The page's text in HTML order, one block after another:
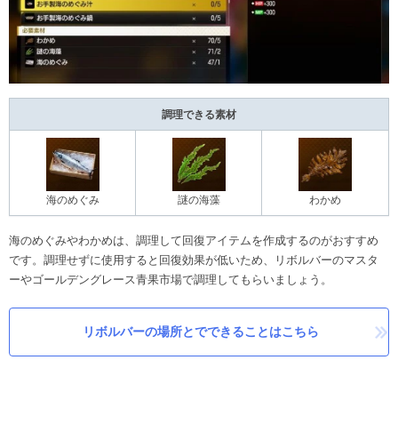
調理できる素材
海のめぐみ 謎の海藻 わかめ
海のめぐみやわかめは、調理して回復アイテムを作成するのがおすすめ
です。調理せずに使用すると回復効果が低いため、リボルバーのマスタ
ーやゴールデングレース青果市場で調理してもらいましょう。
リボルバーの場所とでできることはこちら